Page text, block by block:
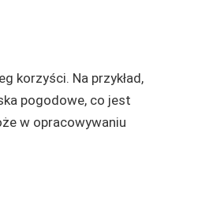
korzyści. Na przykład,
pogodowe, co jest
w opracowywaniu